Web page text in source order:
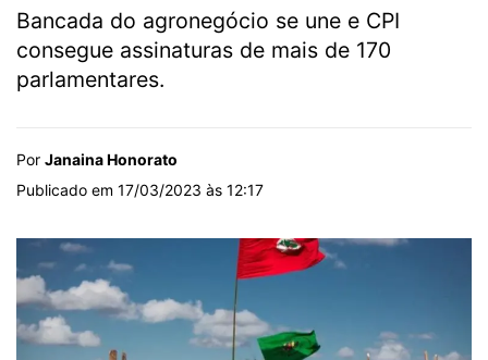
Bancada do agronegócio se une e CPI
consegue assinaturas de mais de 170
parlamentares.
Por Janaina Honorato
Publicado em 17/03/2023 às 12:17